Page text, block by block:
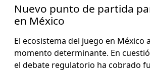
Nuevo punto de partida
en México
El eco­sis­tema del juego en Méx­i­co
momen­to deter­mi­nante. En
el debate reg­u­la­to­rio ha cobra­do